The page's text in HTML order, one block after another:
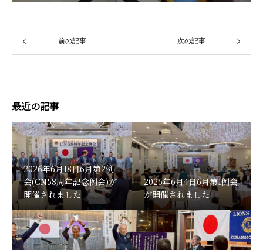
前の記事 次の記事
最近の記事
2026年6月18日6月第2例
会(CN58周年記念例会)が
開催されました
2026年6月4日6月第1例会
が開催されました